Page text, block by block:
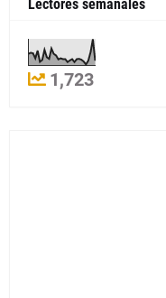
Lectores semanales
1,723